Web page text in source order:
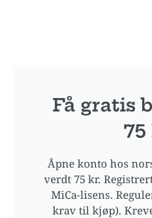
Få gratis
75
Åpne konto hos
verdt 75 kr.
MiCa-lisens.
krav til kjøp).